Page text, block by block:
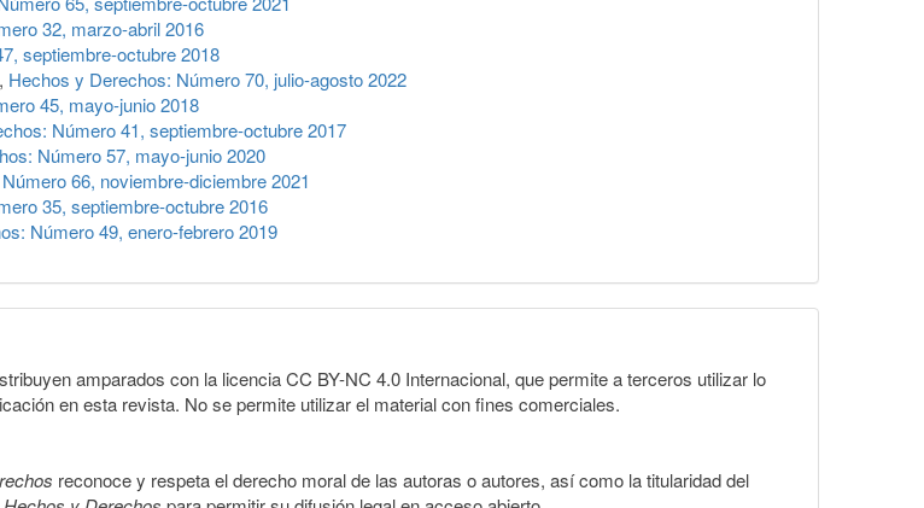
32, marzo-abril 2016
septiembre-octubre 2018
, Hechos y Derechos: Número 70, julio-agosto 2022
45, mayo-junio 2018
Número 41, septiembre-octubre 2017
Número 57, mayo-junio 2020
66, noviembre-diciembre 2021
35, septiembre-octubre 2016
Número 49, enero-febrero 2019
amparados con la licencia CC BY-NC 4.0 Internacional, que permite a terceros utilizar lo
en esta revista. No se permite utilizar el material con fines comerciales.
reconoce y respeta el derecho moral de las autoras o autores, así como la titularidad del